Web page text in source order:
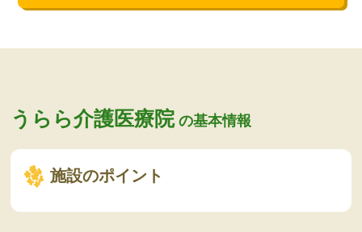
うらら介護医療院 の基本情報
施設のポイント